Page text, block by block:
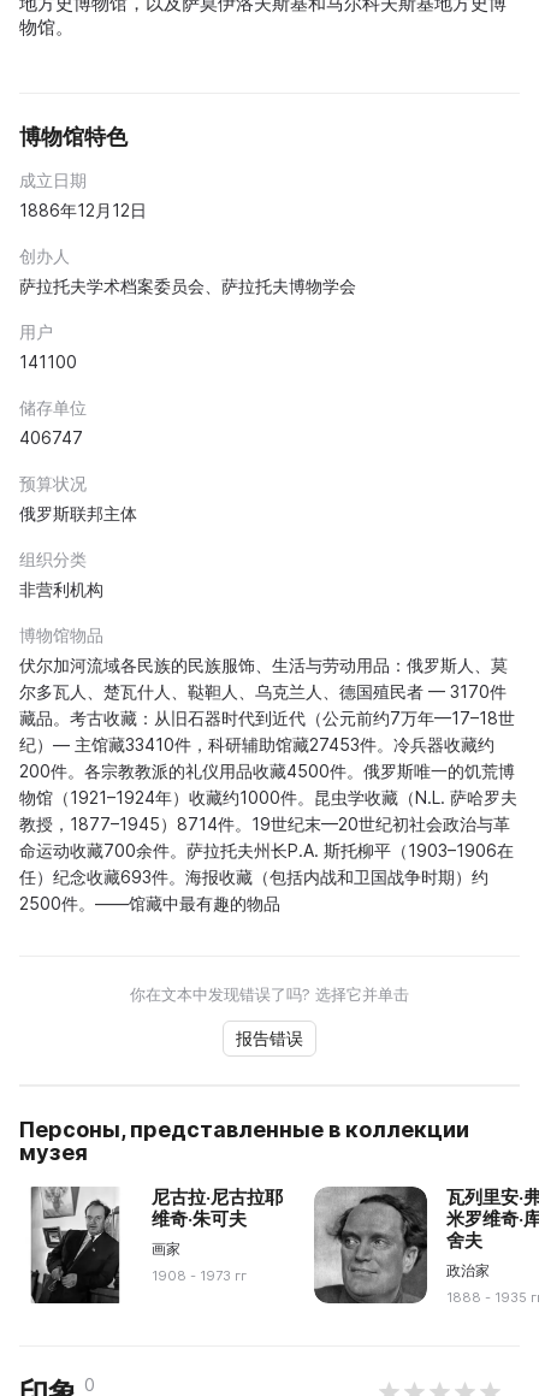
物馆。
博物馆特色
成立日期
1886年12月12日
创办人
萨拉托夫学术档案委员会、萨拉托夫博物学会
用户
141100
储存单位
406747
预算状况
俄罗斯联邦主体
组织分类
非营利机构
博物馆物品
伏尔加河流域各民族的民族服饰、生活与劳动用品：俄罗斯人、莫
尔多瓦人、楚瓦什人、鞑靼人、乌克兰人、德国殖民者 — 3170件
藏品。考古收藏：从旧石器时代到近代（公元前约7万年—17–18世
纪）— 主馆藏33410件，科研辅助馆藏27453件。冷兵器收藏约
200件。各宗教教派的礼仪用品收藏4500件。俄罗斯唯一的饥荒博
物馆（1921–1924年）收藏约1000件。昆虫学收藏（N.L. 萨哈罗夫
教授，1877–1945）8714件。19世纪末—20世纪初社会政治与革
命运动收藏700余件。萨拉托夫州长P.A. 斯托柳平（1903–1906在
任）纪念收藏693件。海报收藏（包括内战和卫国战争时期）约
2500件。——馆藏中最有趣的物品
你在文本中发现错误了吗? 选择它并单击
报告错误
Персоны, представленные в коллекции
музея
尼古拉·尼古拉耶
维奇·朱可夫
画家
1908 - 1973 гг
瓦列里安·
米罗维奇·
舍夫
政治家
1888 - 1935
0